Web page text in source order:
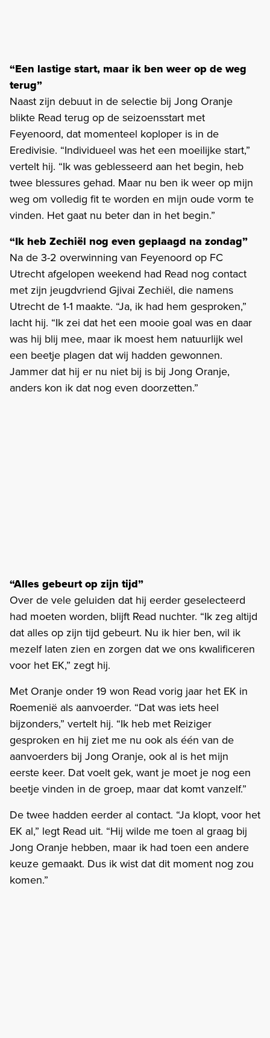
“Een lastige start, maar ik ben weer op de weg
terug”
Naast zijn debuut in de selectie bij Jong Oranje
blikte Read terug op de seizoensstart met
Feyenoord, dat momenteel koploper is in de
Eredivisie. “Individueel was het een moeilijke start,”
vertelt hij. “Ik was geblesseerd aan het begin, heb
twee blessures gehad. Maar nu ben ik weer op mijn
weg om volledig fit te worden en mijn oude vorm te
vinden. Het gaat nu beter dan in het begin.”
“Ik heb Zechiël nog even geplaagd na zondag”
Na de 3-2 overwinning van Feyenoord op FC
Utrecht afgelopen weekend had Read nog contact
met zijn jeugdvriend Gjivai Zechiël, die namens
Utrecht de 1-1 maakte. “Ja, ik had hem gesproken,”
lacht hij. “Ik zei dat het een mooie goal was en daar
was hij blij mee, maar ik moest hem natuurlijk wel
een beetje plagen dat wij hadden gewonnen.
Jammer dat hij er nu niet bij is bij Jong Oranje,
anders kon ik dat nog even doorzetten.”
“Alles gebeurt op zijn tijd”
Over de vele geluiden dat hij eerder geselecteerd
had moeten worden, blijft Read nuchter. “Ik zeg altijd
dat alles op zijn tijd gebeurt. Nu ik hier ben, wil ik
mezelf laten zien en zorgen dat we ons kwalificeren
voor het EK,” zegt hij.
Met Oranje onder 19 won Read vorig jaar het EK in
Roemenië als aanvoerder. “Dat was iets heel
bijzonders,” vertelt hij. “Ik heb met Reiziger
gesproken en hij ziet me nu ook als één van de
aanvoerders bij Jong Oranje, ook al is het mijn
eerste keer. Dat voelt gek, want je moet je nog een
beetje vinden in de groep, maar dat komt vanzelf.”
De twee hadden eerder al contact. “Ja klopt, voor het
EK al,” legt Read uit. “Hij wilde me toen al graag bij
Jong Oranje hebben, maar ik had toen een andere
keuze gemaakt. Dus ik wist dat dit moment nog zou
komen.”